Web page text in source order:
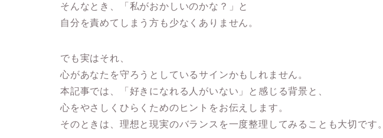
そんなとき、「私がおかしいのかな？」と
自分を責めてしまう方も少なくありません。
でも実はそれ、
心があなたを守ろうとしているサインかもしれません。
本記事では、
「好きになれる人がいない」と感じる背景 と、
心をやさしくひらくためのヒント をお伝えします。
そのときは、理想と現実のバランスを一度整理してみることも大切です。